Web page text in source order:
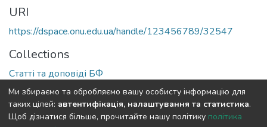
URI
https://dspace.onu.edu.ua/handle/123456789/32547
Collections
Статті та доповіді БФ
Full item page
Ми збираємо та обробляємо вашу особисту інформацію для
таких цілей: автентифікація, налаштування та статистика.
Щоб дізнатися більше, прочитайте нашу політику політика